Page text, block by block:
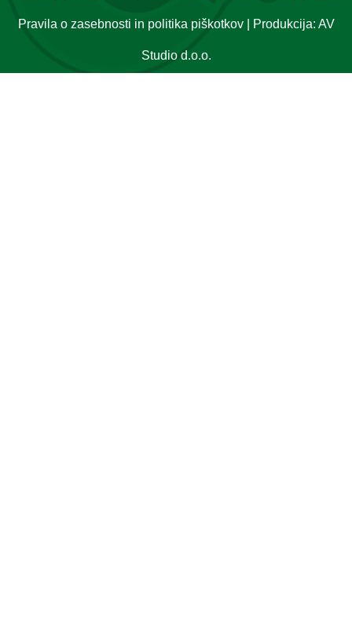
Pravila o zasebnosti in politika piškotkov| Produkcija: AV
Studio d.o.o.